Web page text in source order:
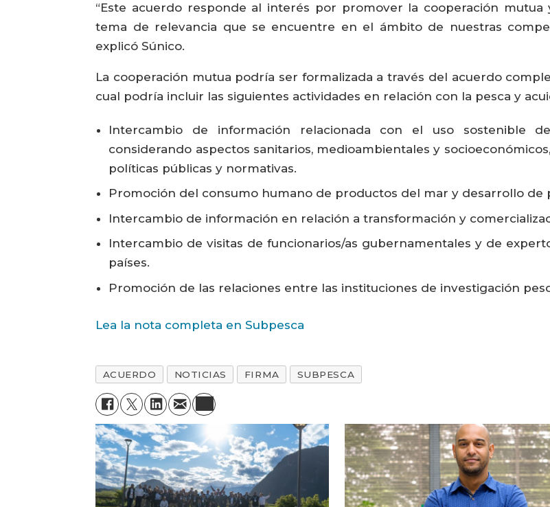
“Este acuerdo responde al interés por promover la cooperación
tema de relevancia que se encuentre en el ámbito de nuestras
explicó Súnico.
La cooperación mutua podría ser formalizada a través del acuerdo
cual podría incluir las siguientes actividades en relación con la pesca y
Intercambio de información relacionada con el uso sostenible
considerando aspectos sanitarios, medioambientales y
políticas públicas y normativas.
Promoción del consumo humano de productos del mar y desarrollo de
Intercambio de información en relación a transformación y
Intercambio de visitas de funcionarios/as gubernamentales y de
países.
Promoción de las relaciones entre las instituciones de investigación
Lea la nota completa en Subpesca
ACUERDO NOTICIAS FIRMA SUBPESCA